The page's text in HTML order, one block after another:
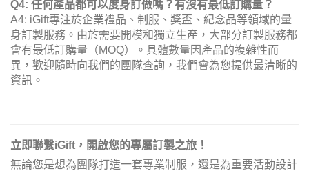
Q4: 任何產品都可以度身訂做嗎？有沒有最低訂購量？
A4: iGift專注於企業禮品、制服、獎盃、紀念品等領域的量
身訂製服務。由於需要開模和獨立生產，大部分訂製服務都
會有最低訂購量（MOQ）。具體數量因產品的複雜性而
異，歡迎隨時向我們的團隊查詢，我們會為您提供最清晰的
資訊。
立即聯繫iGift，開啟您的專屬訂製之旅！
無論您是想為團隊打造一套專業制服，還是為重要活動設計